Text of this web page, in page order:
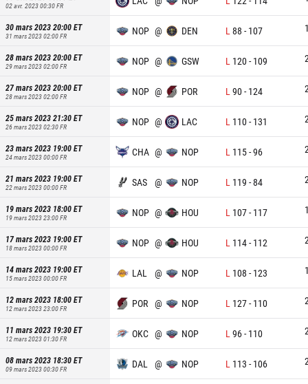
02 avr. 2023 00:30FR
30 mars 2023 20:00ET
31 mars 2023 02:00FR NOP @ DEN L 88 - 107
28 mars 2023 20:00ET
29 mars 2023 02:00FR NOP @ GSW L 120- 109
27 mars 2023 20:00ET
28 mars 2023 02:00FR NOP @ POR L 90- 124
25 mars 2023 21:30ET
26 mars 2023 02:30FR NOP @ LAC L 110- 131
23 mars 2023 19:00ET
24 mars 2023 00:00FR CHA @ NOP L 115-96
21 mars 2023 19:00ET
22 mars 2023 00:00FR SAS @ NOP L 119 -84
19 mars 2023 18:00ET
19 mars 2023 23:00FR NOP @ HOU L 107- 117
17 mars 2023 19:00ET
18 mars 2023 00:00FR NOP @ HOU L 114- 112
14 mars 2023 19:00ET
15 mars 2023 00:00FR LAL @ NOP L 108 - 123
12 mars 2023 18:00ET
12 mars 2023 23:00FR POR @ NOP L 127- 110
11 mars 2023 19:30ET
12 mars 2023 01:30FR OKC @ NOP L 96- 110
08 mars 2023 18:30ET
09 mars 2023 00:30FR DAL @ NOP L 113 - 106